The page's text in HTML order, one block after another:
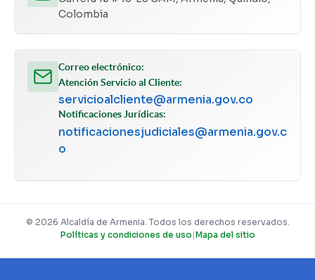
Colombia
Correo electrónico:
Atención Servicio al Cliente:
servicioalcliente@armenia.gov.co
Notificaciones Jurídicas:
notificacionesjudiciales@armenia.gov.c
o
© 2026 Alcaldía de Armenia. Todos los derechos reservados.
Políticas y condiciones de uso |Mapa del sitio